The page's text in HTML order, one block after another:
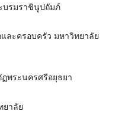
บรมราชินูปถัมภ์
ละครอบครัว มหาวิทยาลัย
พระนครศรีอยุธยา
าลัย